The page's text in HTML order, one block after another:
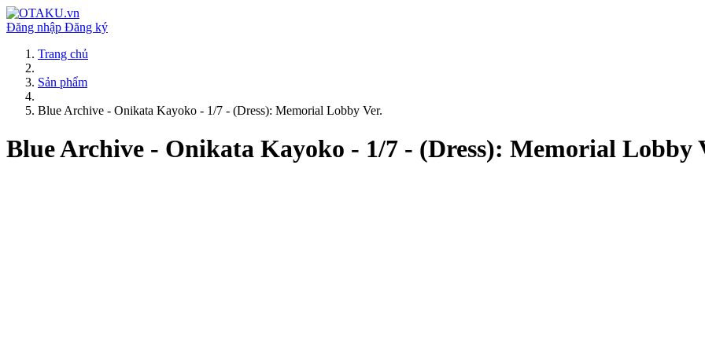
Đăng nhập Đăng ký
Trang chủ
Sản phẩm
Blue Archive - Onikata Kayoko - 1/7 - (Dress): Memorial Lobby Ver.
Blue Archive - Onikata Kayoko - 1/7 - (Dress): Memorial Lobby